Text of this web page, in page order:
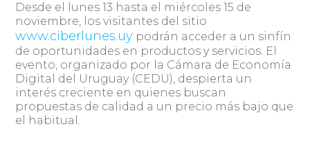
Desde el lunes 13 hasta el miércoles 15 de
noviembre, los visitantes del sitio
www.ciberlunes.uy podrán acceder a un sinfín
de oportunidades en productos y servicios. El
evento, organizado por la Cámara de Economía
Digital del Uruguay (CEDU), despierta un
interés creciente en quienes buscan
propuestas de calidad a un precio más bajo que
el habitual.